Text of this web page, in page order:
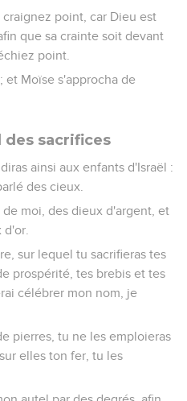
point, car Dieu est
que sa crainte soit devant
point.
et Moïse s'approcha de
des sacrifices
ainsi aux enfants d'Israël :
des cieux.
moi, des dieux d'argent, et
sur lequel tu sacrifieras tes
prospérité, tes brebis et tes
célébrer mon nom, je
pierres, tu ne les emploieras
elles ton fer, tu les